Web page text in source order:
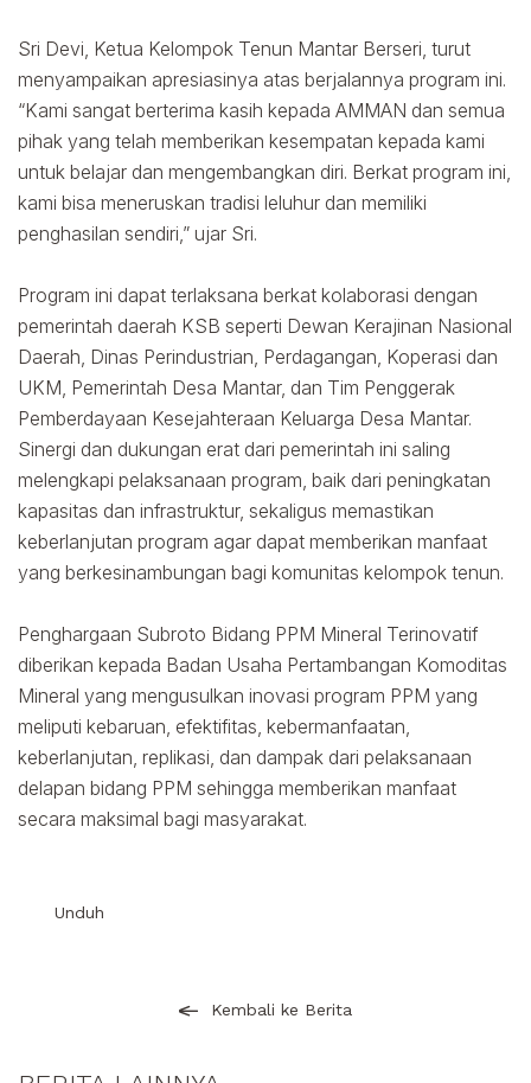
Sri Devi, Ketua Kelompok Tenun Mantar Berseri, turut
menyampaikan apresiasinya atas berjalannya program ini.
“Kami sangat berterima kasih kepada AMMAN dan semua
pihak yang telah memberikan kesempatan kepada kami
untuk belajar dan mengembangkan diri. Berkat program ini,
kami bisa meneruskan tradisi leluhur dan memiliki
penghasilan sendiri,” ujar Sri.
Program ini dapat terlaksana berkat kolaborasi dengan
pemerintah daerah KSB seperti Dewan Kerajinan Nasional
Daerah, Dinas Perindustrian, Perdagangan, Koperasi dan
UKM, Pemerintah Desa Mantar, dan Tim Penggerak
Pemberdayaan Kesejahteraan Keluarga Desa Mantar.
Sinergi dan dukungan erat dari pemerintah ini saling
melengkapi pelaksanaan program, baik dari peningkatan
kapasitas dan infrastruktur, sekaligus memastikan
keberlanjutan program agar dapat memberikan manfaat
yang berkesinambungan bagi komunitas kelompok tenun.
Penghargaan Subroto Bidang PPM Mineral Terinovatif
diberikan kepada Badan Usaha Pertambangan Komoditas
Mineral yang mengusulkan inovasi program PPM yang
meliputi kebaruan, efektifitas, kebermanfaatan,
keberlanjutan, replikasi, dan dampak dari pelaksanaan
delapan bidang PPM sehingga memberikan manfaat
secara maksimal bagi masyarakat.
Unduh
Kembali ke Berita